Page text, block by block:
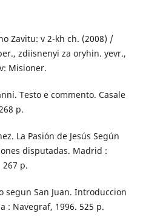
Zavitu: v 2-kh ch. (2008) /
zdiisnenyi za oryhin. yevr.,
Misioner.
Testo e commento. Casale
p.
La Pasión de Jesús Según
disputadas. Madrid :
267 p.
segun San Juan. Introduccion
: Navegraf, 1996. 525 p.